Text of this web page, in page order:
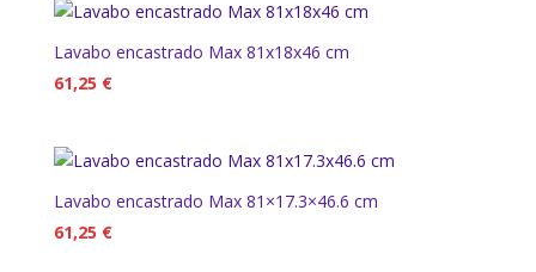
Lavabo encastrado Max 81x18x46 cm
61,25 €
Lavabo encastrado Max 81×17.3×46.6 cm
61,25 €